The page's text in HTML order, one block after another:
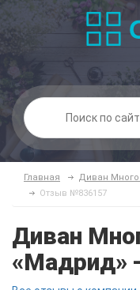
Главная
Диван
Отзыв №836157
Диван
«Мадрид»